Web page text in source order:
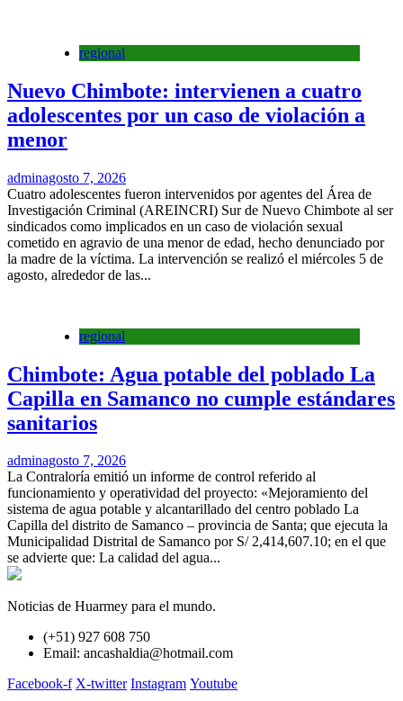
regional
Nuevo Chimbote: intervienen a cuatro
adolescentes por un caso de violación a
menor
adminagosto 7, 2026
Cuatro adolescentes fueron intervenidos por agentes del Área de
Investigación Criminal (AREINCRI) Sur de Nuevo Chimbote al ser
sindicados como implicados en un caso de violación sexual
cometido en agravio de una menor de edad, hecho denunciado por
la madre de la víctima. La intervención se realizó el miércoles 5 de
agosto, alrededor de las...
regional
Chimbote: Agua potable del poblado La
Capilla en Samanco no cumple estándares
sanitarios
adminagosto 7, 2026
La Contraloría emitió un informe de control referido al
funcionamiento y operatividad del proyecto: «Mejoramiento del
sistema de agua potable y alcantarillado del centro poblado La
Capilla del distrito de Samanco – provincia de Santa; que ejecuta la
Municipalidad Distrital de Samanco por S/ 2,414,607.10; en el que
se advierte que: La calidad del agua...
Noticias de Huarmey para el mundo.
(+51) 927 608 750
Email: ancashaldia@hotmail.com
Facebook-f X-twitter Instagram Youtube